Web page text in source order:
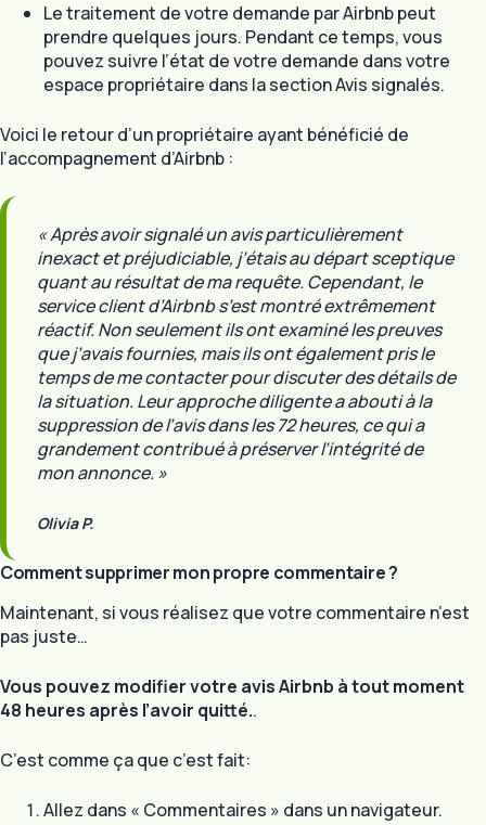
Le traitement de votre demande par Airbnb peut
prendre quelques jours. Pendant ce temps, vous
pouvez suivre l’état de votre demande dans votre
espace propriétaire dans la section Avis signalés.
Voici le retour d’un propriétaire ayant bénéficié de
l’accompagnement d’Airbnb :
« Après avoir signalé un avis particulièrement
inexact et préjudiciable, j’étais au départ sceptique
quant au résultat de ma requête. Cependant, le
service client d’Airbnb s’est montré extrêmement
réactif. Non seulement ils ont examiné les preuves
que j’avais fournies, mais ils ont également pris le
temps de me contacter pour discuter des détails de
la situation. Leur approche diligente a abouti à la
suppression de l’avis dans les 72 heures, ce qui a
grandement contribué à préserver l’intégrité de
mon annonce. »
Olivia P.
Comment supprimer mon propre commentaire ?
Maintenant, si vous réalisez que votre commentaire n’est
pas juste…
Vous pouvez modifier votre avis Airbnb à tout moment
48 heures après l’avoir quitté..
C’est comme ça que c’est fait:
Allez dans « Commentaires » dans un navigateur.